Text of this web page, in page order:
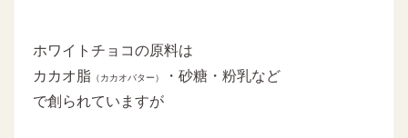
ホワイトチョコの原料は
カカオ脂 （カカオバター）
・砂糖・粉乳など
で創られていますが